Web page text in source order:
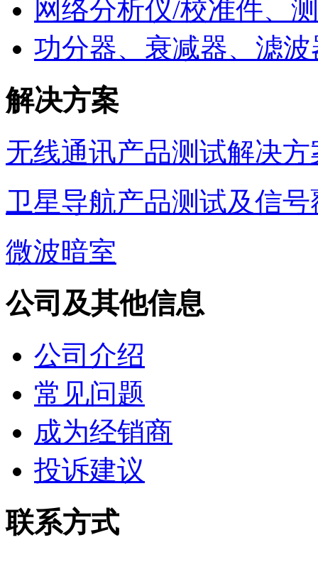
网络分析仪/校准件、
功分器、衰减器、滤
解决方案
无线通讯产品测试解决方
卫星导航产品测试及信
微波暗室
公司及其他信息
公司介绍
常见问题
成为经销商
投诉建议
联系方式